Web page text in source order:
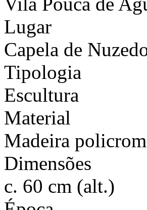
Lugar
Capela de
Tipologia
Escultura
Material
Madeira
Dimensões
c. 60 cm (alt.)